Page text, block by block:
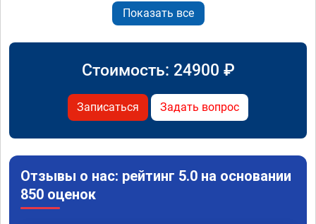
Показать все
Стоимость: 24900 ₽
Записаться Задать вопрос
Отзывы о нас: рейтинг 5.0 на основании
850 оценок